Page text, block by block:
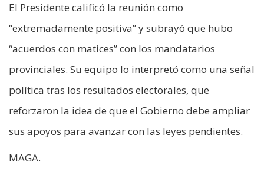
El Presidente calificó la reunión como
“extremadamente positiva” y subrayó que hubo
“acuerdos con matices” con los mandatarios
provinciales. Su equipo lo interpretó como una señal
política tras los resultados electorales, que
reforzaron la idea de que el Gobierno debe ampliar
sus apoyos para avanzar con las leyes pendientes.
MAGA.